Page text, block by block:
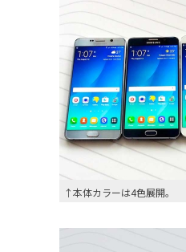
↑本体カラーは4色展開。